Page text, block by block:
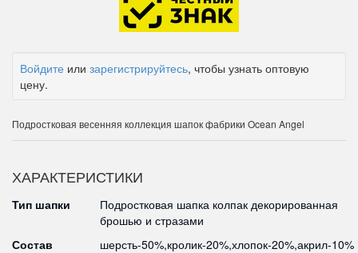
Войдите или зарегистрируйтесь, чтобы узнать оптовую
цену.
Подростковая весенняя коллекция шапок фабрики Ocean Angel
ХАРАКТЕРИСТИКИ
Тип шапки
Подростковая шапка колпак декорированная
брошью и стразами
Состав
шерсть-50%,кролик-20%,хлопок-20%,акрил-10%